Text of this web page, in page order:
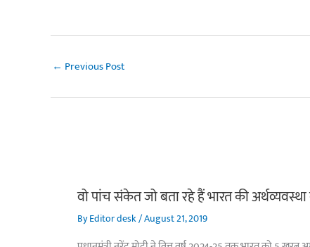
← Previous Post
वो पांच संकेत जो बता रहे हैं भारत की
ByEditor desk/August 21, 2019